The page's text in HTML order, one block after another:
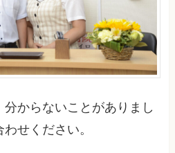
からないことがありまし
せください。